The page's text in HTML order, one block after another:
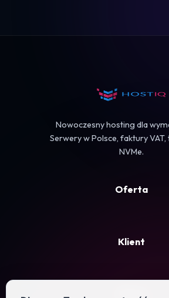
Nowoczesny hosting dla
Serwery w Polsce, faktury
NVMe.
Oferta
Klient
Firma